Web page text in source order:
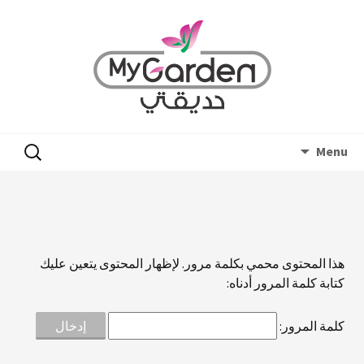
Menu
البحث
عن:
هذا المحتوى محمي بكلمة مرور. لإظهار المحتوى يتعين عليك
كتابة كلمة المرور أدناه:
كلمة المرور: